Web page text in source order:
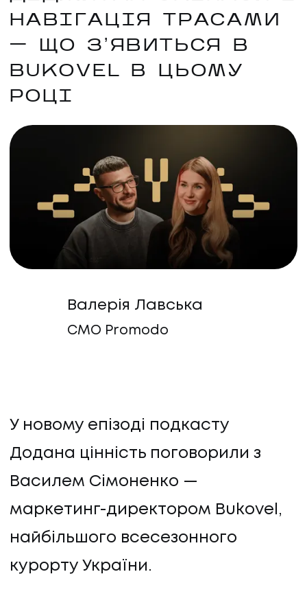
НАВІГАЦІЯ ТРАСАМИ
— ЩО ЗʼЯВИТЬСЯ В
BUKOVEL В ЦЬОМУ
РОЦІ
Валерія Лавська
CMO Promodo
У новому епізоді подкасту
Додана цінність поговорили з
Василем Сімоненко —
маркетинг-директором Bukovel,
найбільшого всесезонного
курорту України.